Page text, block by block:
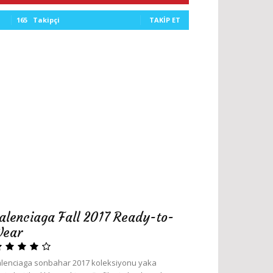
165 Takipçi TAKIP ET
Fall 2017 Ready-to-
sonbahar 2017 koleksiyonu yaka